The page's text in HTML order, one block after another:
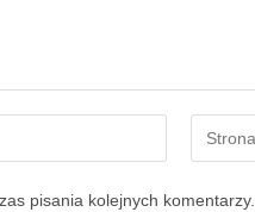
pisania kolejnych komentarzy.